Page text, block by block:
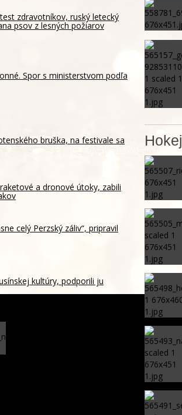
zdravotníkov, ruský letecký
psov z lesných požiarov
Spor s ministerstvom podľa
bruška, na festivale sa
a dronové útoky, zabili
celý Perzský záliv“, pripravil
kultúry, podporili ju
Hokej